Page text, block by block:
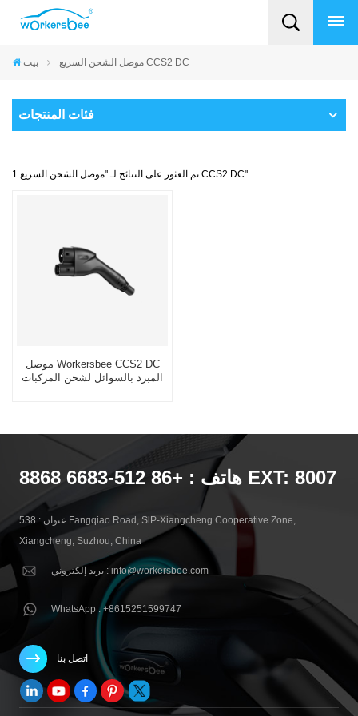
بيت موصل الشحن السريع CCS2 DC
فئات المنتجات
1 تم العثور على النتائج لـ "موصل الشحن السريع CCS2 DC"
موصل Workersbee CCS2 DC
المبرد بالسوائل لشحن المركبات
هاتف : +86 512-6683 8868 EXT: 8007
عنوان : 538 Fangqiao Road, SlP-Xiangcheng Cooperative Zone,
Xiangcheng, Suzhou, China
بريد إلكتروني : info@workersbee.com
WhatsApp : +8615251599747
اتصل بنا